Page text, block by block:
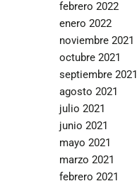
febrero 2022
enero 2022
noviembre 2021
octubre 2021
septiembre 2021
agosto 2021
julio 2021
junio 2021
mayo 2021
marzo 2021
febrero 2021